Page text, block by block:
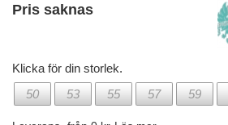
Pris saknas
Klicka för din storlek.
50
53 55 57 59